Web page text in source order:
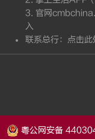
3. 官网
入
联系总行： 点击此
粤公网安备